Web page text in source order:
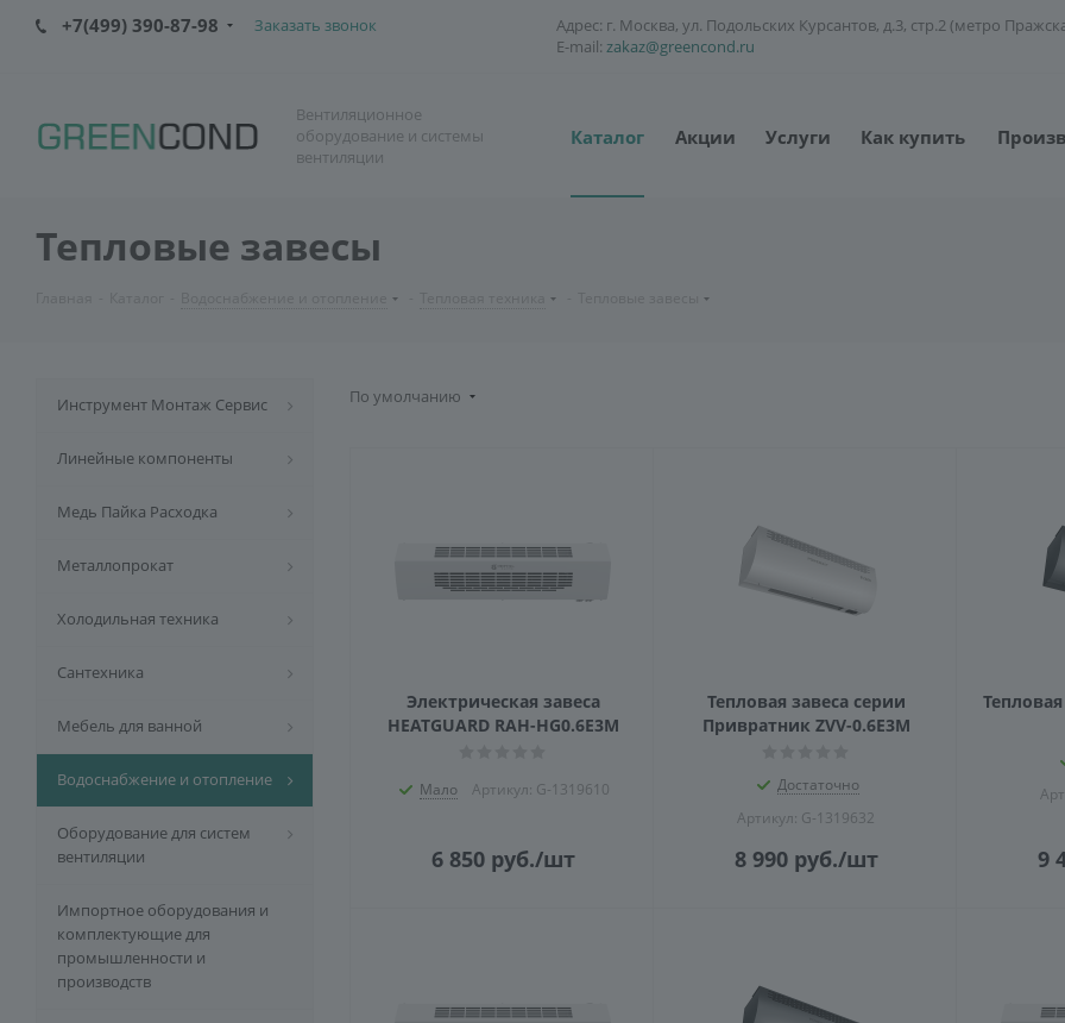
+7(499) 390-87-98 Заказать звонок
Адрес: г. Москва, ул. Подольских Курсантов, д.3, стр.2 (метро
E-mail: zakaz@greencond.ru
Вентиляционное
оборудование и системы
вентиляции
Каталог Акции Услуги Как купить
Тепловые завесы
По умолчанию
Электрическая завеса
HEATGUARD RAH-HG0.6E3M
Мало Артикул: G-1319610
6 850руб./шт
Тепловая завеса серии
Привратник ZVV-0.6E3M
Достаточно
Артикул: G-1319632
8 990руб./шт
Тепловая
9
Инструмент Монтаж Сервис
Линейные компоненты
Медь Пайка Расходка
Металлопрокат
Холодильная техника
Сантехника
Мебель для ванной
Водоснабжение и отопление
Оборудование для систем
вентиляции
Импортное оборудования и
комплектующие для
промышленности и
производств